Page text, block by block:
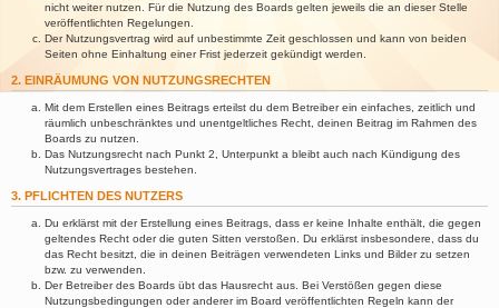
nicht weiter nutzen. Für die Nutzung des Boards gelten jeweils die an dieser Stelle
veröffentlichten Regelungen.
Der Nutzungsvertrag wird auf unbestimmte Zeit geschlossen und kann von beiden
Seiten ohne Einhaltung einer Frist jederzeit gekündigt werden.
2. EINRÄUMUNG VON NUTZUNGSRECHTEN
Mit dem Erstellen eines Beitrags erteilst du dem Betreiber ein einfaches, zeitlich und
räumlich unbeschränktes und unentgeltliches Recht, deinen Beitrag im Rahmen des
Boards zu nutzen.
Das Nutzungsrecht nach Punkt 2, Unterpunkt a bleibt auch nach Kündigung des
Nutzungsvertrages bestehen.
3. PFLICHTEN DES NUTZERS
Du erklärst mit der Erstellung eines Beitrags, dass er keine Inhalte enthält, die gegen
geltendes Recht oder die guten Sitten verstoßen. Du erklärst insbesondere, dass du
das Recht besitzt, die in deinen Beiträgen verwendeten Links und Bilder zu setzen
bzw. zu verwenden.
Der Betreiber des Boards übt das Hausrecht aus. Bei Verstößen gegen diese
Nutzungsbedingungen oder anderer im Board veröffentlichten Regeln kann der